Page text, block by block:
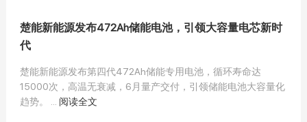
楚能新能源发布472Ah储能电池，引领大容量电芯新时
代
楚能新能源发布第四代472Ah储能专用电池，循环寿命达
15000次，高温无衰减，6月量产交付，引领储能电池大容量化
趋势。 ... 阅读全文